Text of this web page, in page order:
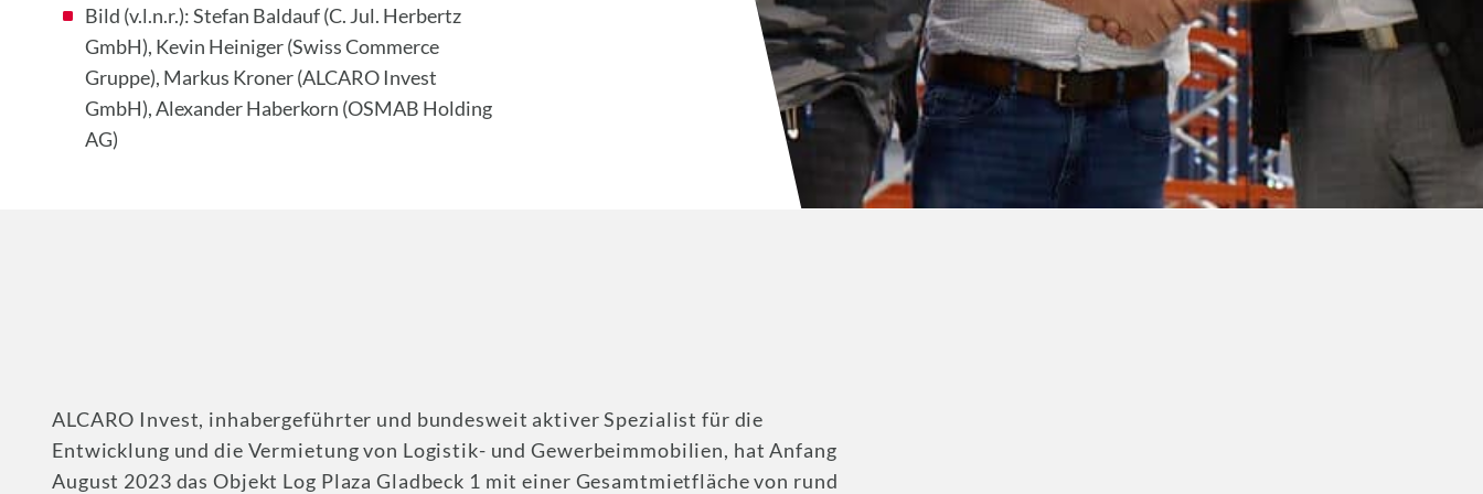
Bild (v.l.n.r.): Stefan Baldauf (C. Jul. Herbertz
GmbH), Kevin Heiniger (Swiss Commerce
Gruppe), Markus Kroner (ALCARO Invest
GmbH), Alexander Haberkorn (OSMAB Holding
AG)
ALCARO Invest, inhabergeführter und bundesweit aktiver Spezialist für die
Entwicklung und die Vermietung von Logistik- und Gewerbeimmobilien, hat Anfang
August 2023 das Objekt Log Plaza Gladbeck 1 mit einer Gesamtmietfläche von rund